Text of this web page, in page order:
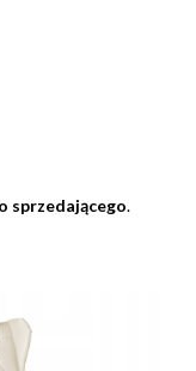
sprzedającego.